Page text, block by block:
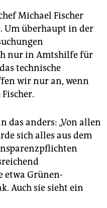
Michael Fischer
Um überhaupt in der
nur in Amtshilfe für
technische
wir nur an, wenn
das anders: „Von allen
sich alles aus dem
etwa Grünen-
Auch sie sieht ein